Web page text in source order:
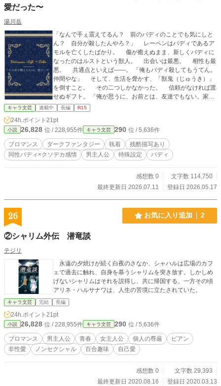
愛だった〜
湯川岳
「なんで手ぇ震えてるん？ 前のバディのことでも気にしと
ん？ 自分が殺したんやろ？」 レーベンはバディであるア
モルを亡くしたばかり。 傷が癒えぬまま、新しくバディに
なったのはルストという獣人。 出会いは最悪。 相性も最
悪。 共通点といえば——。 「俺もバディ殺してもうてん。
仲間やな」 そして、生活を脅かす、「獣鬼（じゅうき）」
を倒すこと。 その二つしかなかった。 信頼がなければ渡
せぬギフト。 「俺が思うに、お前とは、友達でもない。家族
でもない。恋人でもない」 痛みを伴う中で二人はバディと
して、この関係の答えを導き出していく。 表紙：
同人誌表紙メーカー様にて作成
キャラ文芸 連載中 長編 R15
24h.ポイント 21pt
小説 26,828 位 / 228,955件 キャラ文芸 290 位 / 5,636件
ブロマンス ダークファンタジー 執着
残酷描写あり
同性バディ×クソデカ感情
男主人公 特殊設定 バディ
感想数 0
文字数 114,750
最終更新日 2026.07.11
登録日 2026.05.17
26 お気に入り追加 2
②シャリム外伝 潜竜談
テジリ
永遠の夕焼けが続く白夜のさなか、シャハルは広場のカフ
ェで過去に触れ、自身を慕うシャリムを突き放す。しかしめ
げないシャリムはそれを説得し、共に帰国する。一方その頃
アリネ・ハルサナワは、人生の苦境に立たされていた。
キャラ文芸 完結 長編
24h.ポイント 21pt
小説 26,828 位 / 228,955件 キャラ文芸 290 位 / 5,636件
ブロマンス 男主人公 青春 女主人公 個人の尊厳
ビアン
非性愛
ノンセクシャル 百合趣味 自己愛
感想数 0
文字数 29,393
最終更新日 2020.08.16
登録日 2020.03.13